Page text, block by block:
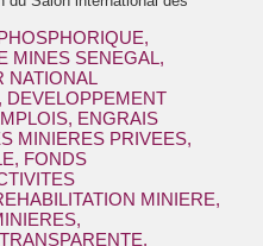
,
MINES SENEGAL,
NATIONAL
, DEVELOPPEMENT
, ENGRAIS
MINIERES PRIVEES,
, FONDS
MINIERE,
,
,